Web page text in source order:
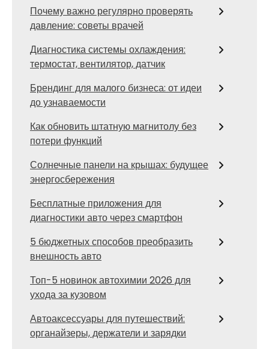
Почему важно регулярно проверять
давление: советы врачей
Диагностика системы охлаждения:
термостат, вентилятор, датчик
Брендинг для малого бизнеса: от идеи
до узнаваемости
Как обновить штатную магнитолу без
потери функций
Солнечные панели на крышах: будущее
энергосбережения
Бесплатные приложения для
диагностики авто через смартфон
5 бюджетных способов преобразить
внешность авто
Топ-5 новинок автохимии 2026 для
ухода за кузовом
Автоаксессуары для путешествий:
органайзеры, держатели и зарядки